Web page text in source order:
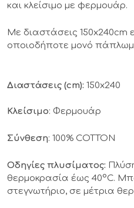
και κλείσιμο με φερμουάρ.
Με διαστάσεις 150x240cm
οποιοδήποτε μονό
Διαστάσεις (cm): 150x240
Κλείσιμο: Φερμουάρ
Σύνθεση: 100% COTTON
Οδηγίες πλυσίματος:
θερμοκρασία έως 40°C.
στεγνωτήριο, σε μέτρια